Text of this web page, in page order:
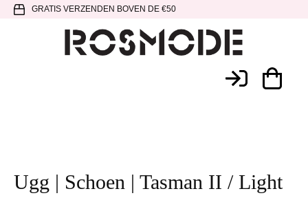
Spring
hoofdnavigatie
Door
SpringGRATIS VERZENDEN BOVEN DE €50
Ugg | Schoen | Tasman II / Light